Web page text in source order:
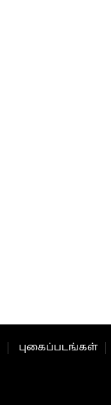
புகைப்படங்கள்